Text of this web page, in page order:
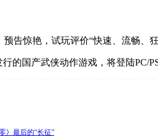
预告惊艳，试玩评价“快速、流畅、
的国产武侠动作游戏，将登陆PC/
》最后的“长征”